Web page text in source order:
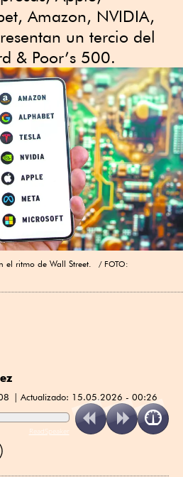
Amazon, NVIDIA,
un tercio del
& Poor’s 500.
el ritmo de Wall Street.
FOTO:
Actualizado: 15.05.2026 - 00:26
ReadSpeaker